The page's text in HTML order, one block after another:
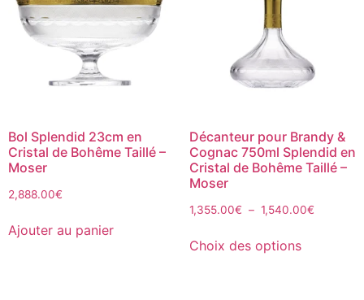
Bol Splendid 23cm en
Cristal de Bohême Taillé –
Moser
2,888.00€
Ajouter au panier
Décanteur pour Brandy &
Cognac 750ml Splendid en
Cristal de Bohême Taillé –
Moser
1,355.00€ – 1,540.00€
Choix des options